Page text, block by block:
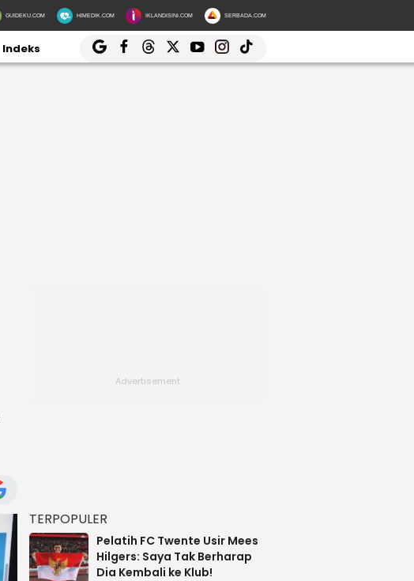
GUIDEKU.COM HIMEDIK.COM IKLANDISINI.COM SERBADA.COM
Indeks
TERPOPULER
Pelatih FC Twente Usir Mees
Hilgers: Saya Tak Berharap
Dia Kembali ke Klub!